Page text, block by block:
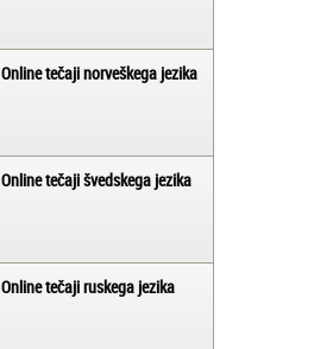
Online tečaji norveškega jezika
Online tečaji švedskega jezika
Online tečaji ruskega jezika